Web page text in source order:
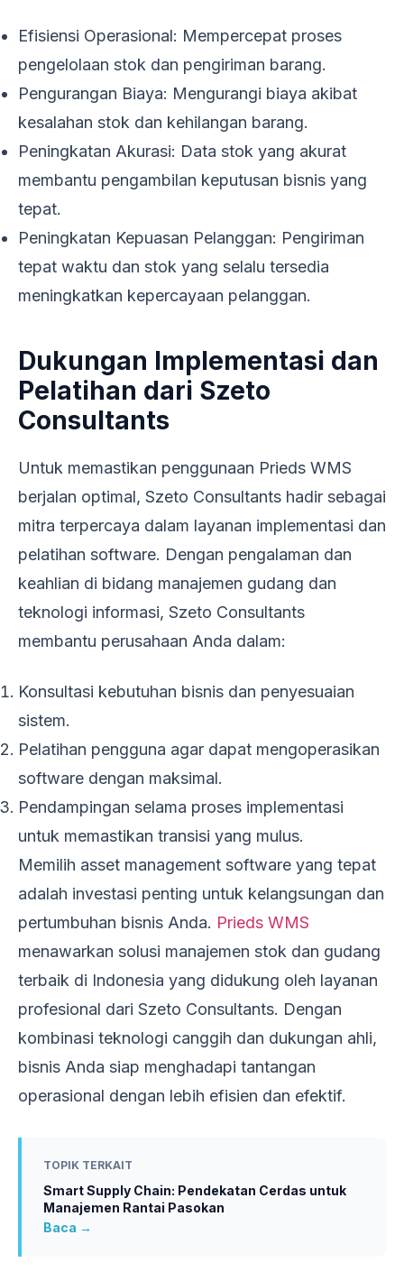
Efisiensi Operasional: Mempercepat proses
pengelolaan stok dan pengiriman barang.
Pengurangan Biaya: Mengurangi biaya akibat
kesalahan stok dan kehilangan barang.
Peningkatan Akurasi: Data stok yang akurat
membantu pengambilan keputusan bisnis yang
tepat.
Peningkatan Kepuasan Pelanggan: Pengiriman
tepat waktu dan stok yang selalu tersedia
meningkatkan kepercayaan pelanggan.
Dukungan Implementasi dan
Pelatihan dari Szeto
Consultants
Untuk memastikan penggunaan Prieds WMS
berjalan optimal, Szeto Consultants hadir sebagai
mitra terpercaya dalam layanan implementasi dan
pelatihan software. Dengan pengalaman dan
keahlian di bidang manajemen gudang dan
teknologi informasi, Szeto Consultants
membantu perusahaan Anda dalam:
Konsultasi kebutuhan bisnis dan penyesuaian
sistem.
Pelatihan pengguna agar dapat mengoperasikan
software dengan maksimal.
Pendampingan selama proses implementasi
untuk memastikan transisi yang mulus.
Memilih asset management software yang tepat
adalah investasi penting untuk kelangsungan dan
pertumbuhan bisnis Anda. Prieds WMS
menawarkan solusi manajemen stok dan gudang
terbaik di Indonesia yang didukung oleh layanan
profesional dari Szeto Consultants. Dengan
kombinasi teknologi canggih dan dukungan ahli,
bisnis Anda siap menghadapi tantangan
operasional dengan lebih efisien dan efektif.
TOPIK TERKAIT
Smart Supply Chain: Pendekatan Cerdas untuk
Manajemen Rantai Pasokan
Baca →